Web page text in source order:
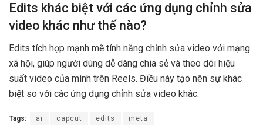
Edits khác biệt với các ứng dụng chỉnh sửa
video khác như thế nào?
Edits tích hợp mạnh mẽ tính năng chỉnh sửa video với mạng
xã hội, giúp người dùng dễ dàng chia sẻ và theo dõi hiệu
suất video của mình trên Reels. Điều này tạo nên sự khác
biệt so với các ứng dụng chỉnh sửa video khác.
Tags: ai capcut edits meta